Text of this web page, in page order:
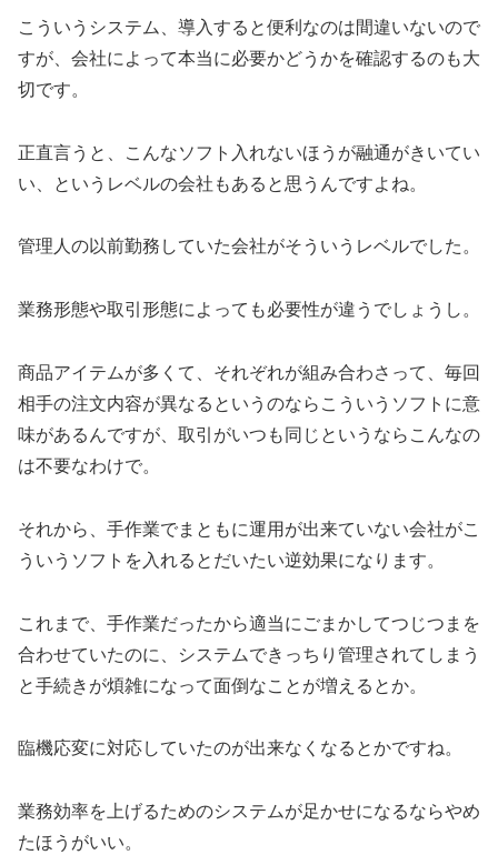
こういうシステム、導入すると便利なのは間違いないので
すが、会社によって本当に必要かどうかを確認するのも大
切です。
正直言うと、こんなソフト入れないほうが融通がきいてい
い、というレベルの会社もあると思うんですよね。
管理人の以前勤務していた会社がそういうレベルでした。
業務形態や取引形態によっても必要性が違うでしょうし。
商品アイテムが多くて、それぞれが組み合わさって、毎回
相手の注文内容が異なるというのならこういうソフトに意
味があるんですが、取引がいつも同じというならこんなの
は不要なわけで。
それから、手作業でまともに運用が出来ていない会社がこ
ういうソフトを入れるとだいたい逆効果になります。
これまで、手作業だったから適当にごまかしてつじつまを
合わせていたのに、システムできっちり管理されてしまう
と手続きが煩雑になって面倒なことが増えるとか。
臨機応変に対応していたのが出来なくなるとかですね。
業務効率を上げるためのシステムが足かせになるならやめ
たほうがいい。